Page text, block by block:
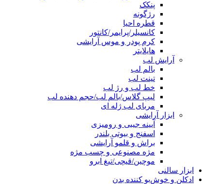
پنکک
رژگونه
قطره احیا
کانسیلر/پرایمر/کانتور
کرم پودر و موس آرایشی
هایلایتر
آرایش لب
بالم لب
تینت لب
خط لب و رژ لب
لیپ گلاس/بالم لب/حجم دهنده لب
مربای لب ژله ای
ابزار آرایشی
آیینه جیبی و رومیزی
اسفنج و بیوتی بلندر
براش و قلمو آرایشی
مژه مصنوعی و چسب مژه
موچین/قیچی/تیغ ابرو
ابزار سالنی
ادکلن و خوش‌بو کننده بدن